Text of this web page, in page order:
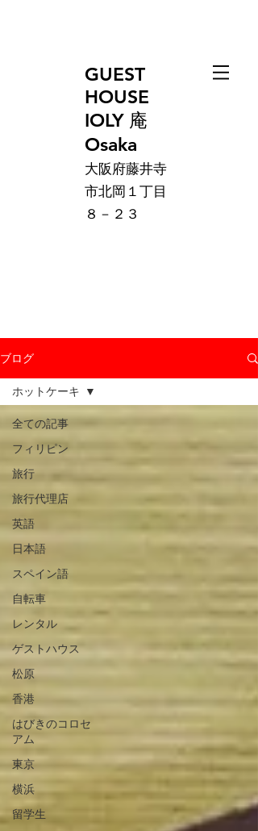
GUEST
HOUSE
IOLY 庵
Osaka
大阪府藤井寺
市北岡１丁目
８－２３
ブログ
全ての記事
フィリピン
旅行
旅行代理店
英語
日本語
スペイン語
自転車
レンタル
ゲストハウス
松原
香港
はびきのコロセ
アム
東京
横浜
留学生
ホットケーキ